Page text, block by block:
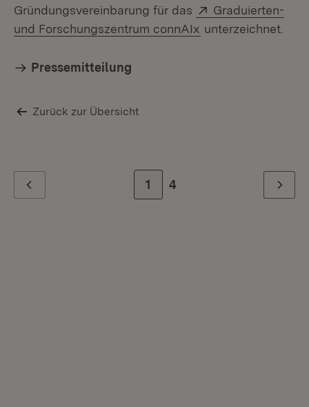
Gründungsvereinbarung für das
Extern:
Graduierten-
und Forschungszentrum connAIx (Öffnet in neuem
unterzeichnet.
Pressemitteilung
Zurück zur Übersicht
Zur Seite
1 Zur letzten Seite
4 Weiter